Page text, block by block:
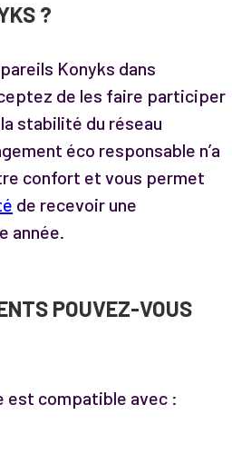
?
Konyks dans
de les faire participer
stabilité du réseau
éco responsable n’a
confort et vous permet
de recevoir une
année.
POUVEZ-VOUS
est compatible avec :